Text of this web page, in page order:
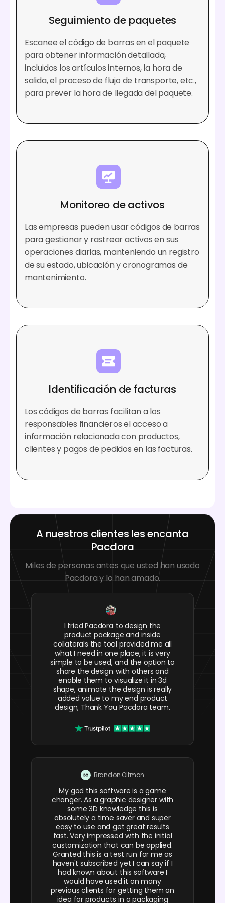
Seguimiento de paquetes
Escanee el código de barras en el paquete
para obtener información detallada,
incluidos los artículos internos, la hora de
salida, el proceso de flujo de transporte, etc.,
para prever la hora de llegada del paquete.
Monitoreo de activos
Las empresas pueden usar códigos de barras
para gestionar y rastrear activos en sus
operaciones diarias, manteniendo un registro
de su estado, ubicación y cronogramas de
mantenimiento.
Identificación de facturas
Los códigos de barras facilitan a los
responsables financieros el acceso a
información relacionada con productos,
clientes y pagos de pedidos en las facturas.
A nuestros clientes les encanta
Pacdora
Miles de personas antes que usted han usado
Pacdora y lo han amado.
I tried Pacdora to design the
product package and inside
collaterals the tool provided me all
what I need in one place, it is very
simple to be used, and the option to
share the design with others and
enable them to visualize it in 3d
shape, animate the design is really
added value to my end product
design, Thank You Pacdora team.
Brandon Oltman
My god this software is a game
changer. As a graphic designer with
some 3D knowledge this is
absolutely a time saver and super
easy to use and get great results
fast. Very impressed with the initial
customization that can be applied.
Granted this is a test run for me as
haven't subscribed yet I can say if I
had known about this software I
would have used it on many
previous clients for getting them an
idea for products in a packaging